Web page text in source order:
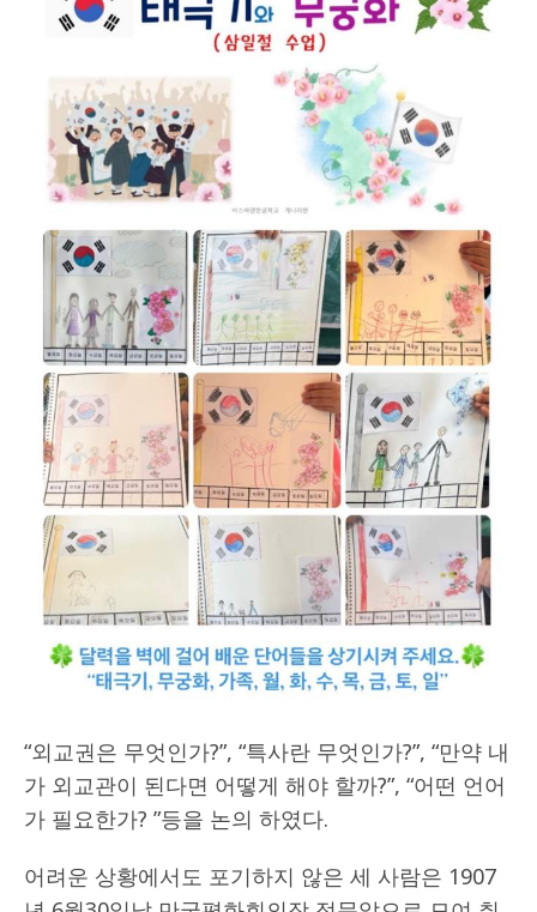
“외교권은 무엇인가?”, “특사란 무엇인가?”, “만약 내
가 외교관이 된다면 어떻게 해야 할까?”, “어떤 언어
가 필요한가? ”등을 논의 하였다.
어려운 상황에서도 포기하지 않은 세 사람은 1907